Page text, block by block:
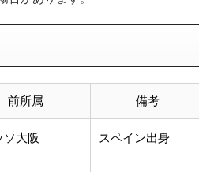
前所属 備考
ソ大阪 スペイン出身